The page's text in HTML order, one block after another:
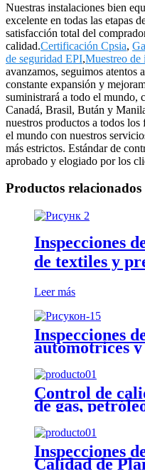
Nuestras instalaciones bien
excelente en todas las etapas
satisfacción total del
calidad.Certificación Cpsia,
de seguridad EPI,Muestreo de
avanzamos, seguimos atentos
constante expansión y
suministrará a todo el mundo,
Canadá, Brasil, Bután y
nuestros productos a todos
el mundo con nuestros
más estrictos. Estándar de
aprobado y elogiado por los
Productos relacionados
Inspecciones
de textiles y
Leer más
Inspecciones
automotrices
Control de
de gas,
químicos
Inspecciones
Calidad de